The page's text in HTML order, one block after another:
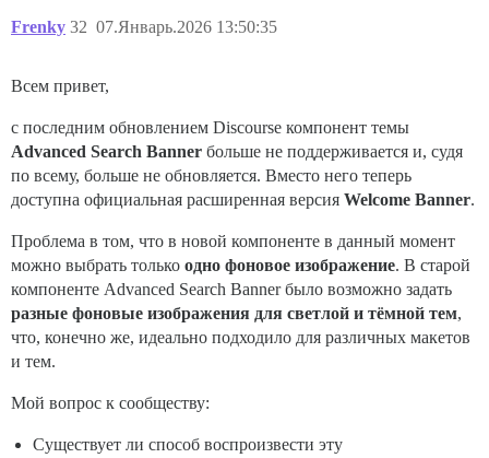
Frenky 07.Январь.2026 13:50:35
32
Всем привет,
с последним обновлением Discourse компонент темы
Advanced Search Banner больше не поддерживается и, судя
по всему, больше не обновляется. Вместо него теперь
доступна официальная расширенная версия Welcome Banner.
Проблема в том, что в новой компоненте в данный момент
можно выбрать только одно фоновое изображение. В старой
компоненте Advanced Search Banner было возможно задать
разные фоновые изображения для светлой и тёмной тем,
что, конечно же, идеально подходило для различных макетов
и тем.
Мой вопрос к сообществу:
Существует ли способ воспроизвести эту